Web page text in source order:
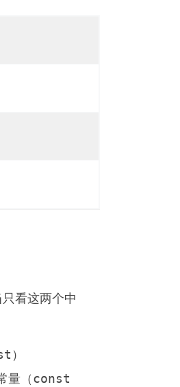
看这两个中
）
量（const